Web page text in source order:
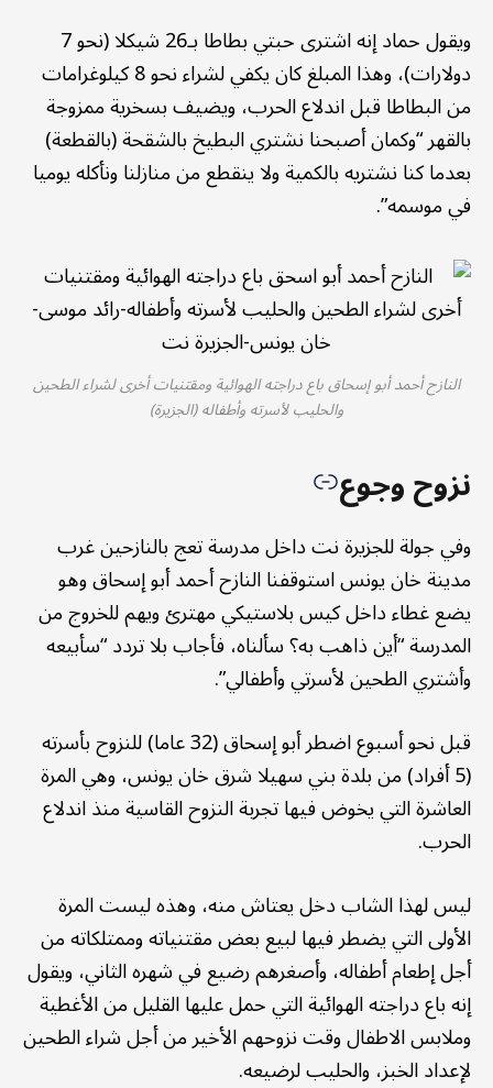
ويقول حماد إنه اشترى حبتي بطاطا بـ26 شيكلا (نحو 7
دولارات)، وهذا المبلغ كان يكفي لشراء نحو 8 كيلوغرامات
من البطاطا قبل اندلاع الحرب، ويضيف بسخرية ممزوجة
بالقهر “وكمان أصبحنا نشتري البطيخ بالشقحة (بالقطعة)
بعدما كنا نشتريه بالكمية ولا ينقطع من منازلنا ونأكله يوميا
في موسمه”.
النازح أحمد أبو إسحاق باع دراجته الهوائية ومقتنيات أخرى لشراء الطحين
والحليب لأسرته وأطفاله (الجزيرة)
نزوح وجوع
وفي جولة للجزيرة نت داخل مدرسة تعج بالنازحين غرب
مدينة خان يونس استوقفنا النازح أحمد أبو إسحاق وهو
يضع غطاء داخل كيس بلاستيكي مهترئ ويهم للخروج من
المدرسة “أين ذاهب به؟ سألناه، فأجاب بلا تردد “سأبيعه
وأشتري الطحين لأسرتي وأطفالي”.
قبل نحو أسبوع اضطر أبو إسحاق (32 عاما) للنزوح بأسرته
(5 أفراد) من بلدة بني سهيلا شرق خان يونس، وهي المرة
العاشرة التي يخوض فيها تجربة النزوح القاسية منذ اندلاع
الحرب.
ليس لهذا الشاب دخل يعتاش منه، وهذه ليست المرة
الأولى التي يضطر فيها لبيع بعض مقتنياته وممتلكاته من
أجل إطعام أطفاله، وأصغرهم رضيع في شهره الثاني، ويقول
إنه باع دراجته الهوائية التي حمل عليها القليل من الأغطية
وملابس الاطفال وقت نزوحهم الأخير من أجل شراء الطحين
لإعداد الخبز، والحليب لرضيعه.